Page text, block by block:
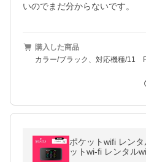
いのでまだ分からないです。
購入した商品
カラー/ブラック、対応機種/11
ポケットwifi レン
ットwi-fi レンタル